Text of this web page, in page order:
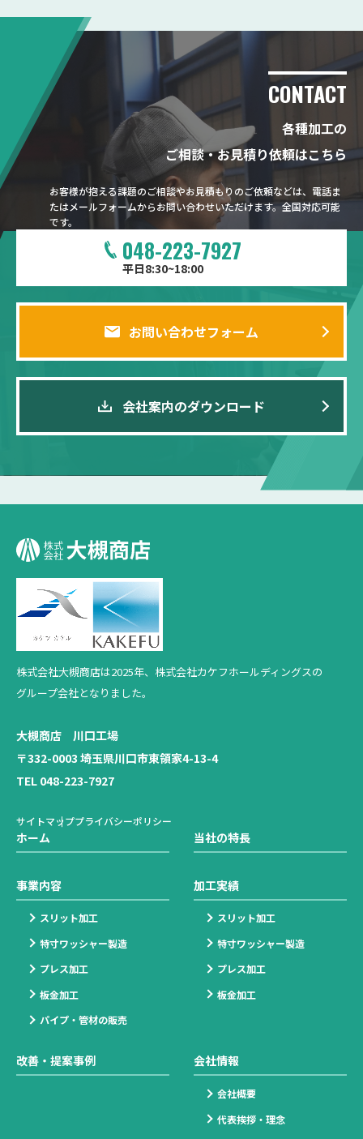
CONTACT
各種加工の
ご相談・お見積り依頼はこちら
お客様が抱える課題のご相談やお見積もりのご依頼などは、電話ま
たはメールフォームからお問い合わせいただけます。全国対応可能
です。
048-223-7927
平日8:30~18:00
お問い合わせフォーム
会社案内のダウンロード
株式会社大槻商店は2025年、 株式会社カケフホールディングスの
グループ会社となりました。
大槻商店 川口工場
〒332-0003 埼玉県川口市東領家4-13-4
TEL 048-223-7927
サイトマッププライバシーポリシー
ホーム 当社の特長
事業内容
スリット加工
特寸ワッシャー製造
プレス加工
板金加工
パイプ・管材の販売
加工実績
スリット加工
特寸ワッシャー製造
プレス加工
板金加工
改善・提案事例 会社情報
会社概要
代表挨拶・理念